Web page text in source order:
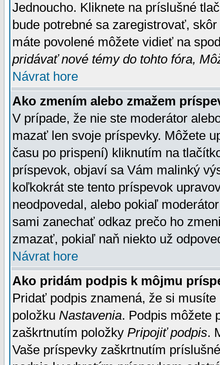
Jednoucho. Kliknete na príslušné
bude potrebné sa zaregistrovať,
máte povolené môžete vidieť na
pridávať nové témy do tohto fóra,
Návrat hore
Ako zmením alebo zmažem
V prípade, že nie ste moderátor
mazať len svoje príspevky. Môžete
času po prispení) kliknutím na
príspevok, objaví sa Vám malinký
koľkokrát ste tento príspevok
neodpovedal, alebo pokiaľ
sami zanechať odkaz prečo ho
zmazať, pokiaľ naň niekto už
Návrat hore
Ako pridám podpis k môjmu
Pridať podpis znamená, že si
položku Nastavenia. Podpis môžete
zaškrtnutím položky Pripojiť podpis.
Vaše príspevky zaškrtnutím